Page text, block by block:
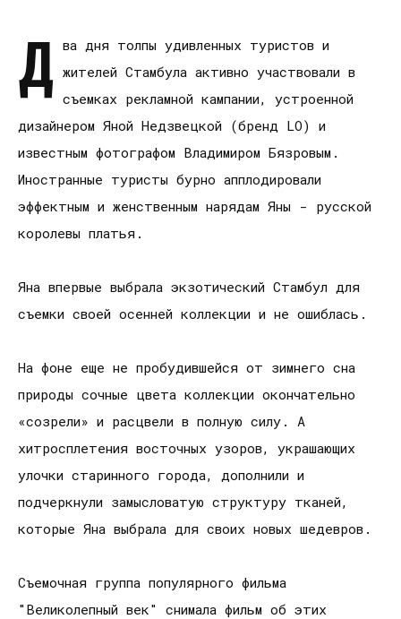
Д ва дня толпы удивленных туристов и
жителей Стамбула активно участвовали в
съемках рекламной кампании, устроенной
дизайнером Яной Недзвецкой (бренд LO) и
известным фотографом Владимиром Бязровым.
Иностранные туристы бурно апплодировали
эффектным и женственным нарядам Яны - русской
королевы платья.
Яна впервые выбрала экзотический Стамбул для
съемки своей осенней коллекции и не ошиблась.
На фоне еще не пробудившейся от зимнего сна
природы сочные цвета коллекции окончательно
«созрели» и расцвели в полную силу. А
хитросплетения восточных узоров, украшающих
улочки старинного города, дополнили и
подчеркнули замысловатую структуру тканей,
которые Яна выбрала для своих новых шедевров.
Съемочная группа популярного фильма
"Великолепный век" снимала фильм об этих